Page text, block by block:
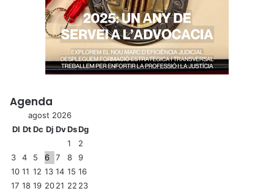
Agenda
agost 2026
Dl DtDc Dj DvDsDg
1
2
3
4 5 6 7 8
9
10 11 12 13 14 15 16
17 18 19 2021 22 23